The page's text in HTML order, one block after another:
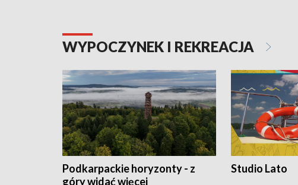
WYPOCZYNEK I REKREACJA
Podkarpackie horyzonty - z
góry widać więcej
Studio Lato